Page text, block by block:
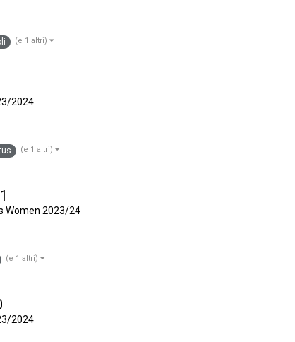
(e 1 altri)
2024
(e 1 altri)
Women 2023/24
(e 1 altri)
2024